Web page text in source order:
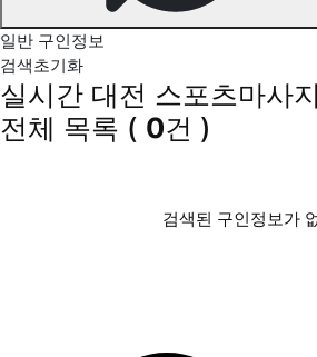
일반 구인정보
검색초기화
실시간 대전 스포츠마사
전체 목록 ( 0건 )
검색된 구인정보가